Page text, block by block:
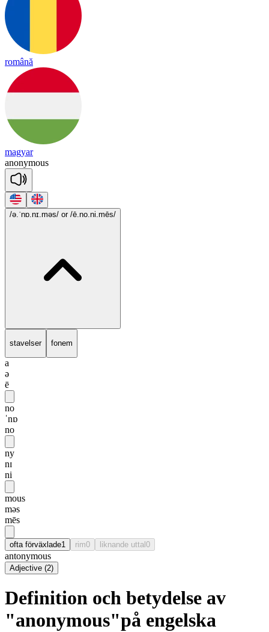
română
magyar
anonymous
/ə.ˈnɒ.nɪ.məs/ or /ē.no.ni.mēs/
stavelser fonem
a
ə
ē
no
ˈnɒ
no
ny
nɪ
ni
mous
məs
mēs
ofta förväxlade1 rim0 liknande uttal0
antonymous
Adjective (2)
Definition och betydelse av
"anonymous"på engelska